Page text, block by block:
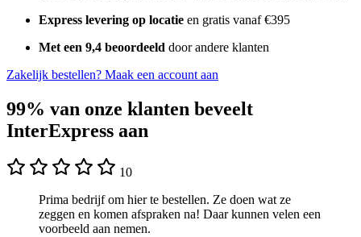
Express levering op locatie en gratis vanaf €395
Met een 9,4 beoordeeld door andere klanten
Zakelijk bestellen? Maak een account aan
99% van onze klanten beveelt
InterExpress aan
10
Prima bedrijf om hier te bestellen. Ze doen wat ze
zeggen en komen afspraken na! Daar kunnen velen een
voorbeeld aan nemen.